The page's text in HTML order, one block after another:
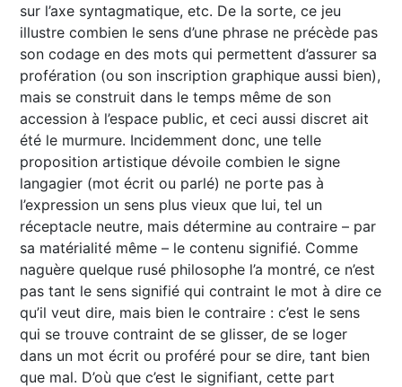
sur l’axe syntagmatique, etc. De la sorte, ce jeu
illustre combien le sens d’une phrase ne précède pas
son codage en des mots qui permettent d’assurer sa
profération (ou son inscription graphique aussi bien),
mais se construit dans le temps même de son
accession à l’espace public, et ceci aussi discret ait
été le murmure. Incidemment donc, une telle
proposition artistique dévoile combien le signe
langagier (mot écrit ou parlé) ne porte pas à
l’expression un sens plus vieux que lui, tel un
réceptacle neutre, mais détermine au contraire – par
sa matérialité même – le contenu signifié. Comme
naguère quelque rusé philosophe l’a montré, ce n’est
pas tant le sens signifié qui contraint le mot à dire ce
qu’il veut dire, mais bien le contraire : c’est le sens
qui se trouve contraint de se glisser, de se loger
dans un mot écrit ou proféré pour se dire, tant bien
que mal. D’où que c’est le signifiant, cette part